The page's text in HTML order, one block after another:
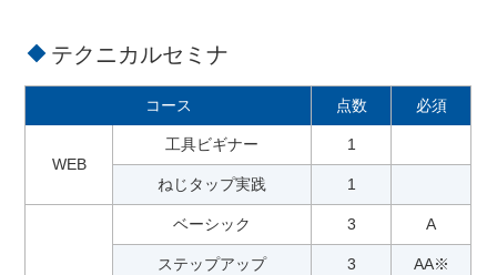
テクニカルセミナ
コース 点数 必須
WEB
工具ビギナー 1
ねじタップ実践 1
ベーシック 3 A
ステップアップ 3 AA※